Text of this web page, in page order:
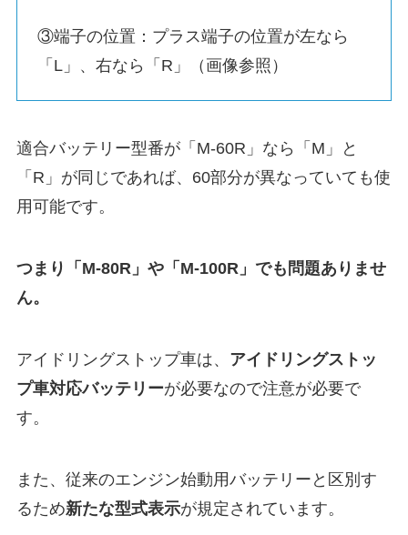
③端子の位置：プラス端子の位置が左なら
「L」、右なら「R」（画像参照）
適合バッテリー型番が「M-60R」なら「M」と
「R」が同じであれば、60部分が異なっていても使
用可能です。
つまり「M-80R」や「M-100R」でも問題ありませ
ん。
アイドリングストップ車は、 アイドリングストッ
プ車対応バッテリーが必要なので注意が必要で
す。
また、従来のエンジン始動用バッテリーと区別す
るため新たな型式表示が規定されています。